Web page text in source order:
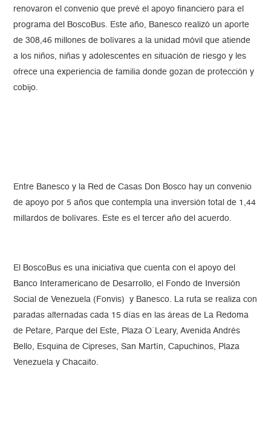
renovaron el convenio que prevé el apoyo financiero para el
programa del BoscoBus. Este año, Banesco realizó un aporte
de 308,46 millones de bolívares a la unidad móvil que atiende
a los niños, niñas y adolescentes en situación de riesgo y les
ofrece una experiencia de familia donde gozan de protección y
cobijo.
Entre Banesco y la Red de Casas Don Bosco hay un convenio
de apoyo por 5 años que contempla una inversión total de 1,44
millardos de bolívares. Este es el tercer año del acuerdo.
El BoscoBus es una iniciativa que cuenta con el apoyo del
Banco Interamericano de Desarrollo, el Fondo de Inversión
Social de Venezuela (Fonvis) y Banesco. La ruta se realiza con
paradas alternadas cada 15 días en las áreas de La Redoma
de Petare, Parque del Este, Plaza O´Leary, Avenida Andrés
Bello, Esquina de Cipreses, San Martín, Capuchinos, Plaza
Venezuela y Chacaito.